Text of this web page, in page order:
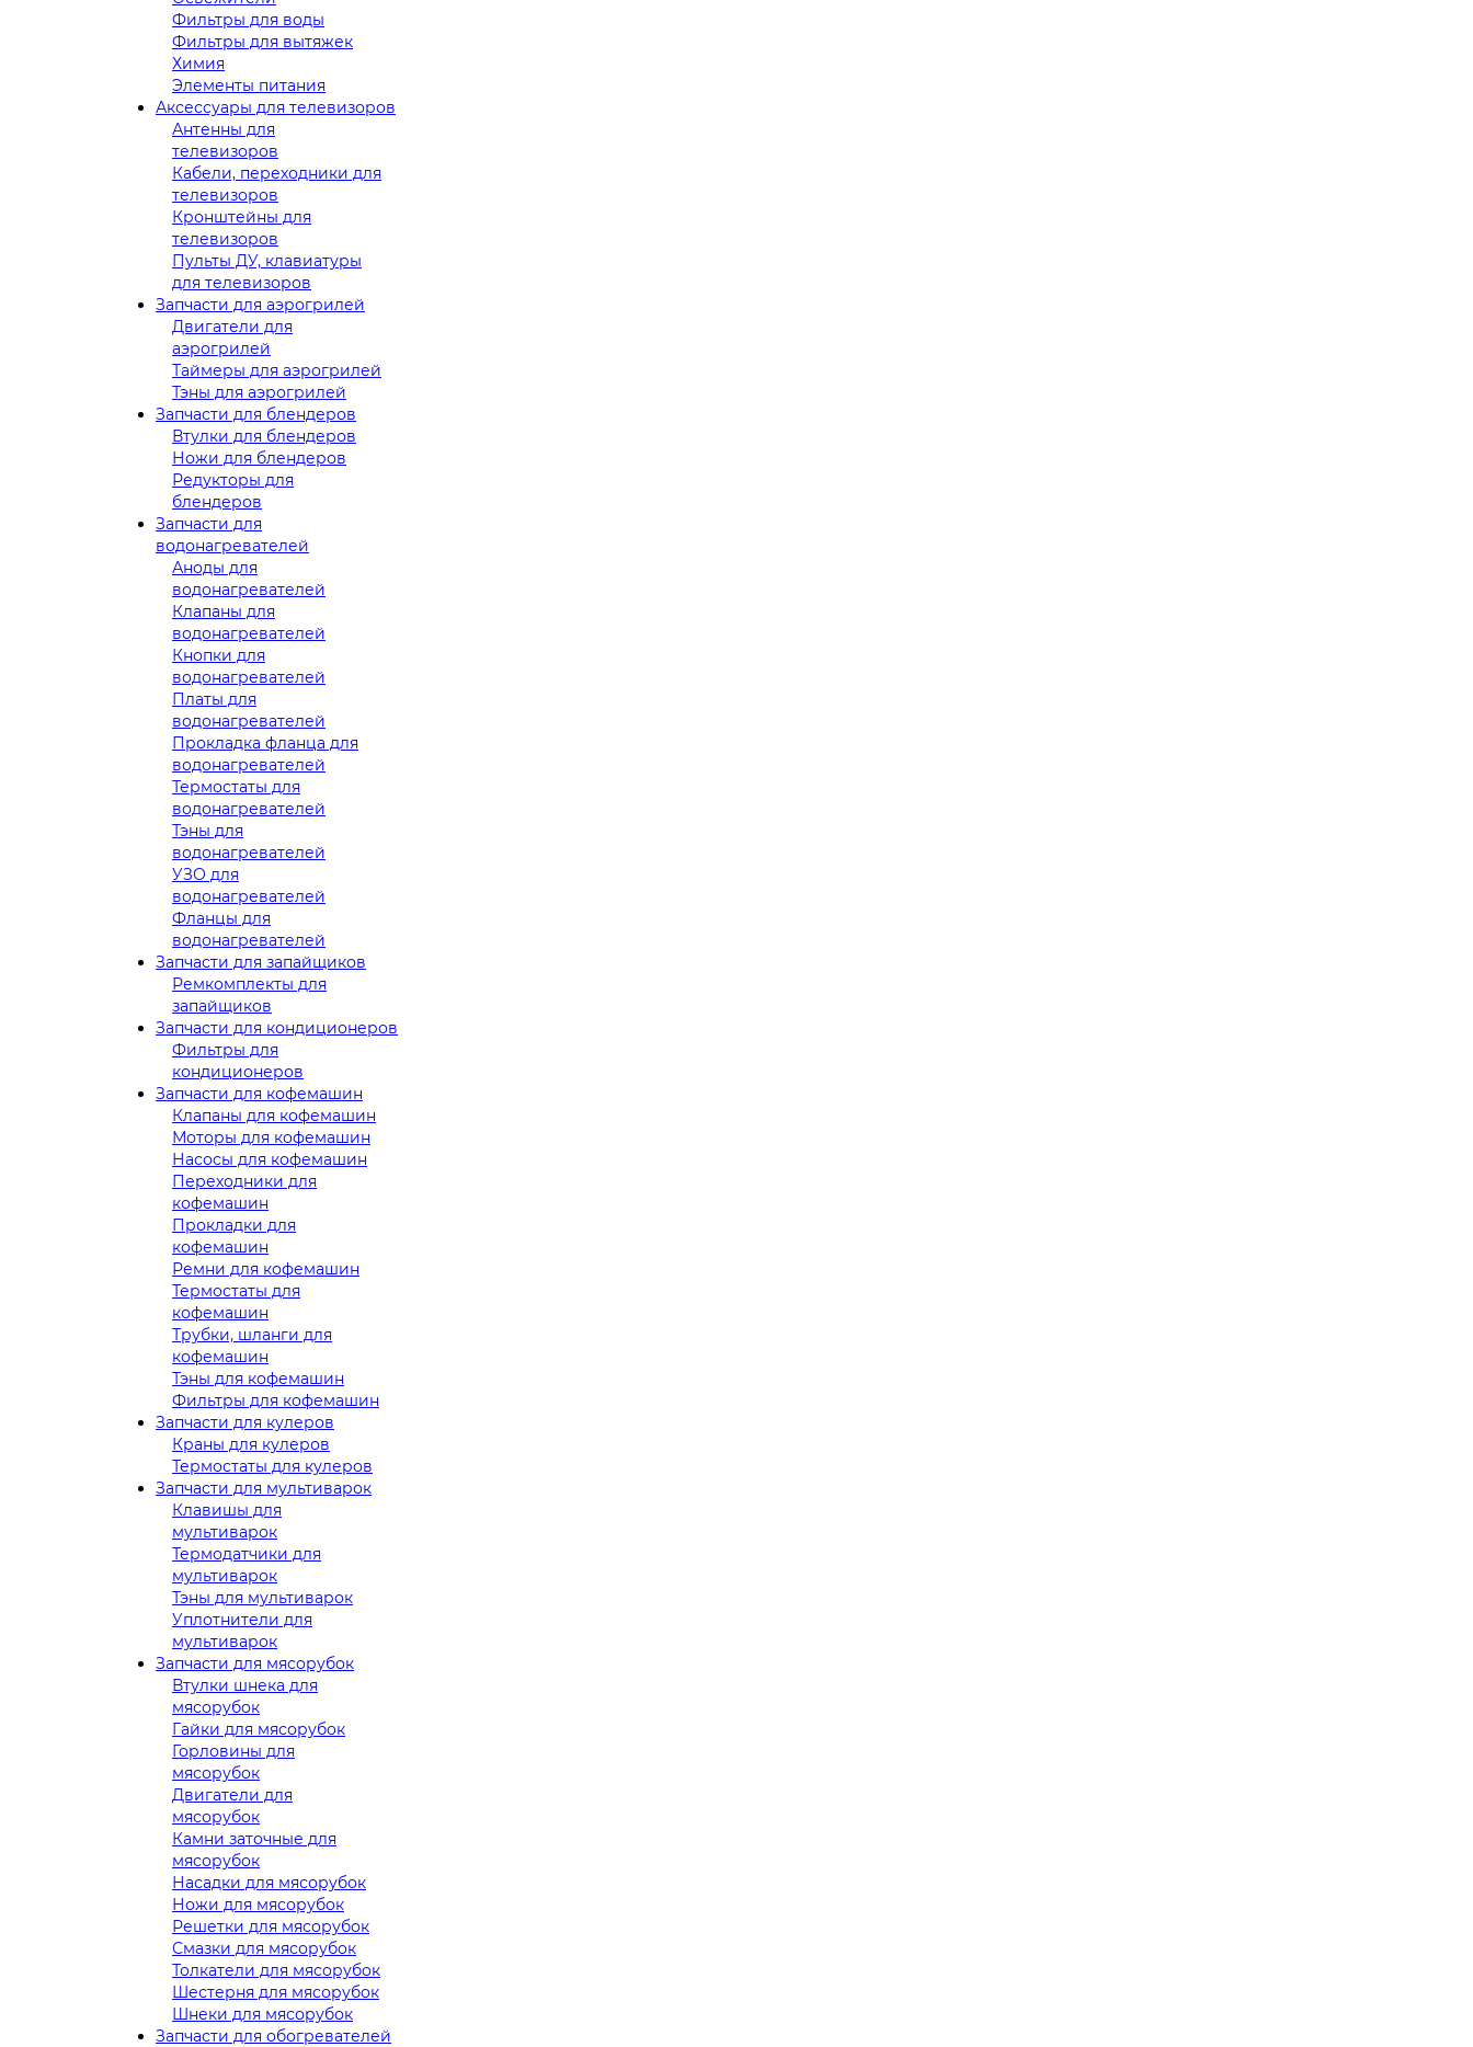
Фильтры для воды
Фильтры для вытяжек
Химия
Элементы питания
Аксессуары для телевизоров
Антенны для
телевизоров
Кабели, переходники для
телевизоров
Кронштейны для
телевизоров
Пульты ДУ, клавиатуры
для телевизоров
Запчасти для аэрогрилей
Двигатели для
аэрогрилей
Таймеры для аэрогрилей
Тэны для аэрогрилей
Запчасти для блендеров
Втулки для блендеров
Ножи для блендеров
Редукторы для
блендеров
Запчасти для
водонагревателей
Аноды для
водонагревателей
Клапаны для
водонагревателей
Кнопки для
водонагревателей
Платы для
водонагревателей
Прокладка фланца для
водонагревателей
Термостаты для
водонагревателей
Тэны для
водонагревателей
УЗО для
водонагревателей
Фланцы для
водонагревателей
Запчасти для запайщиков
Ремкомплекты для
запайщиков
Запчасти для кондиционеров
Фильтры для
кондиционеров
Запчасти для кофемашин
Клапаны для кофемашин
Моторы для кофемашин
Насосы для кофемашин
Переходники для
кофемашин
Прокладки для
кофемашин
Ремни для кофемашин
Термостаты для
кофемашин
Трубки, шланги для
кофемашин
Тэны для кофемашин
Фильтры для кофемашин
Запчасти для кулеров
Краны для кулеров
Термостаты для кулеров
Запчасти для мультиварок
Клавишы для
мультиварок
Термодатчики для
мультиварок
Тэны для мультиварок
Уплотнители для
мультиварок
Запчасти для мясорубок
Втулки шнека для
мясорубок
Гайки для мясорубок
Горловины для
мясорубок
Двигатели для
мясорубок
Камни заточные для
мясорубок
Насадки для мясорубок
Ножи для мясорубок
Решетки для мясорубок
Смазки для мясорубок
Толкатели для мясорубок
Шестерня для мясорубок
Шнеки для мясорубок
Запчасти для обогревателей